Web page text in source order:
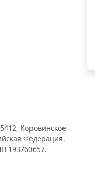
Коровинское
Федерация.
193760657.